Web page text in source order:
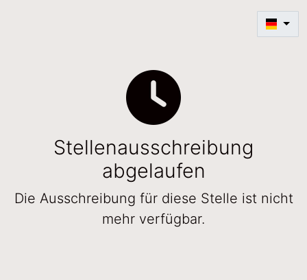
Stellenausschreibung
abgelaufen
Die Ausschreibung für diese Stelle ist nicht
mehr verfügbar.